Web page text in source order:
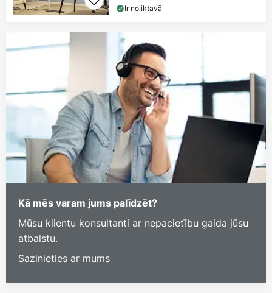
Ir noliktavā
Kā mēs varam jums palīdzēt?
Mūsu klientu konsultanti ar nepacietību gaida jūsu
atbalstu.
Sazinieties ar mums